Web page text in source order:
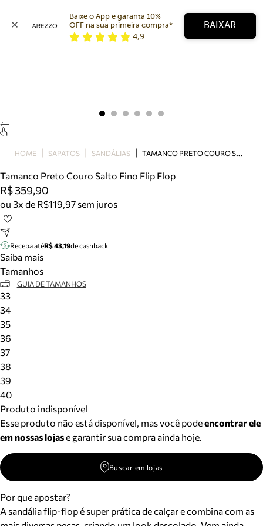
Bolsa
Tamanco
Tênis
Mule
Tire dúvidas sobre pedidos, devoluções e mais.
Meus pedidos
Acompanhe seus pedidos e solicite devoluções.
Baixe o App e garanta 10%
OFF na sua primeira compra*
4,9
BAIXAR
HOME SAPATOS SANDÁLIAS T
AMANCO PRETO COURO SALTO FINO FLIP FLOP
Tamanco Preto Couro Salto Fino Flip Flop
R$ 359,90
ou 3x de R$119,97 sem juros
Receba atéR$ 43,19de cashback
Saiba mais
Tamanhos
GUIA DE TAMANHOS
33
34
35
36
37
38
39
40
Produto indisponível
Esse produto não está disponível, mas você podeencontrar ele
em nossas lojase garantir sua compra ainda hoje.
Buscar em lojas
Por que apostar?
A sandália flip-flop é super prática de calçar e combina com as